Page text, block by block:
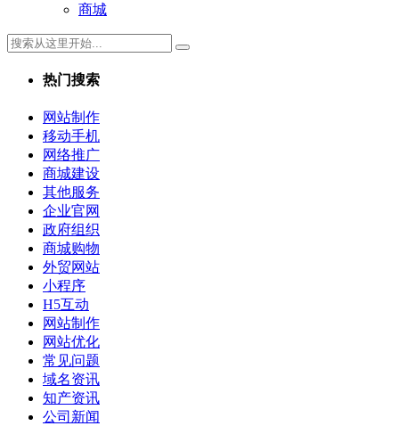
商城
热门搜索
网站制作
移动手机
网络推广
商城建设
其他服务
企业官网
政府组织
商城购物
外贸网站
小程序
H5互动
网站制作
网站优化
常见问题
域名资讯
知产资讯
公司新闻